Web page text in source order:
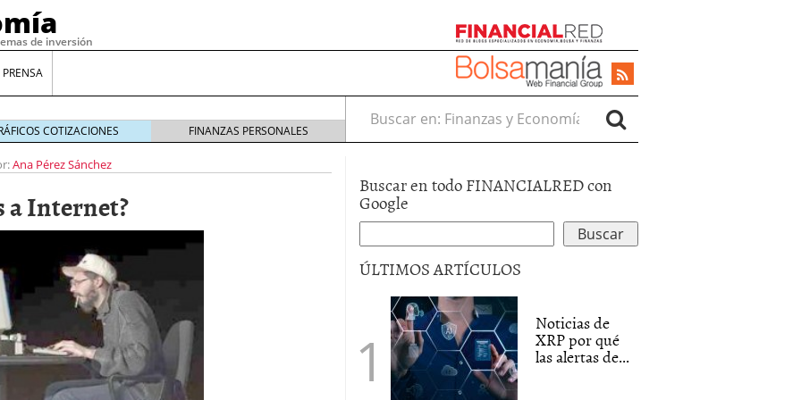
de inversión
¿Por qué el Préstamo Promotor privado
12 de diciembre de 2025
aprovechar esta opción para gestionar tus
de 2025
es una decisión financiera: cómo anticiparte
COTIZACIONES FINANZAS PERSONALES
Buscar en:
Ana Pérez Sánchez
a Internet?
Buscar en todo FINANCIALRED con
Google
ÚLTIMOS ARTÍCULOS
Noticias de
XRP por qué
las alertas de...